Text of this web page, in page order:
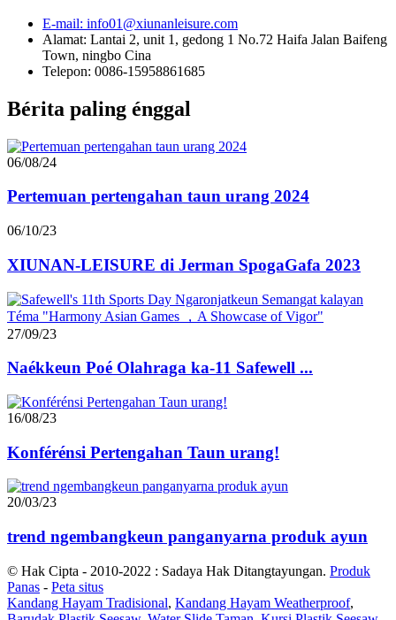
E-mail: info01@xiunanleisure.com
Alamat: Lantai 2, unit 1, gedong 1 No.72 Haifa Jalan Baifeng
Town, ningbo Cina
Telepon: 0086-15958861685
Bérita paling énggal
06/08/24
Pertemuan pertengahan taun urang 2024
06/10/23
XIUNAN-LEISURE di Jerman SpogaGafa 2023
27/09/23
Naékkeun Poé Olahraga ka-11 Safewell ...
16/08/23
Konférénsi Pertengahan Taun urang!
20/03/23
trend ngembangkeun panganyarna produk ayun
© Hak Cipta - 2010-2022 : Sadaya Hak Ditangtayungan. Produk
Panas - Peta situs
Kandang Hayam Tradisional, Kandang Hayam Weatherproof,